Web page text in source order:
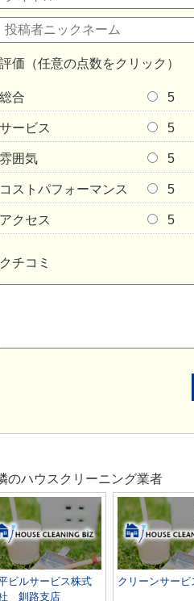
評価（任意の点数をクリック）
総合 5
サービス 5
雰囲気 5
コストパフォーマンス 5
アクセス 5
クチコミ
のハウスクリーニング業者
ビルサービス株式
釧路支店
クリーンサービ